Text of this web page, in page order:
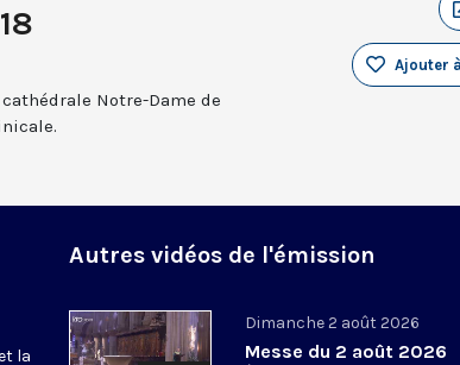
Ajouter
Notre-Dame de
la
Autres vidéos de l'émission
Dimanche 2 août 2026
Messe du 2 août 2026